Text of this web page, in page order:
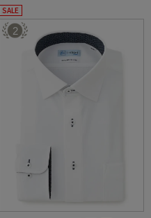
SALE
2